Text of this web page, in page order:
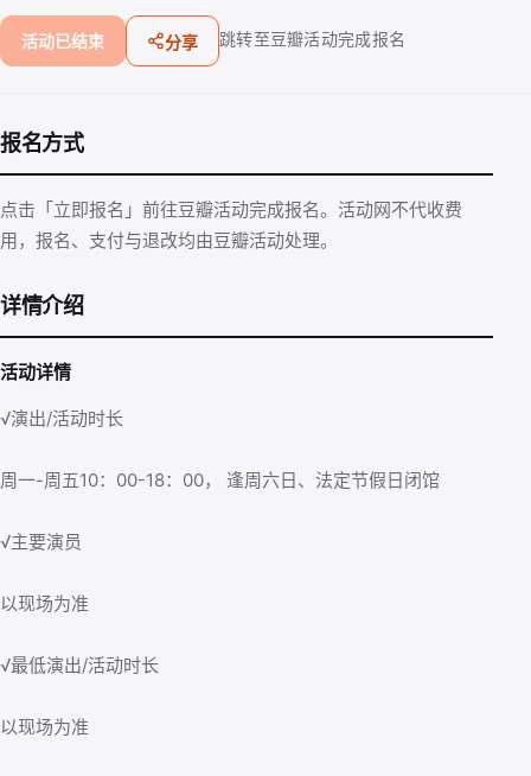
活动已结束 分享 跳转至豆瓣活动完成报名
报名方式
点击「立即报名」前往豆瓣活动完成报名。活动网不代收费
用，报名、支付与退改均由豆瓣活动处理。
详情介绍
活动详情
√演出/活动时长
周一-周五10：00-18：00， 逢周六日、法定节假日闭馆
√主要演员
以现场为准
√最低演出/活动时长
以现场为准